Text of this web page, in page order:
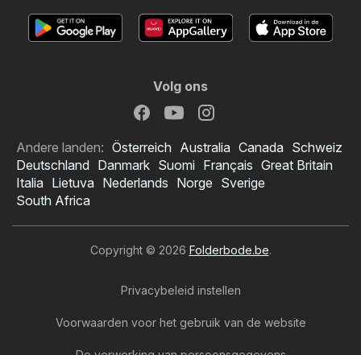
Volg ons
Andere landen: Österreich Australia Canada Schweiz
Deutschland Danmark Suomi Français Great Britain
Italia Lietuva Nederlands Norge Sverige
South Africa
Copyright © 2026 Folderbode.be.
Privacybeleid instellen
Voorwaarden voor het gebruik van de website